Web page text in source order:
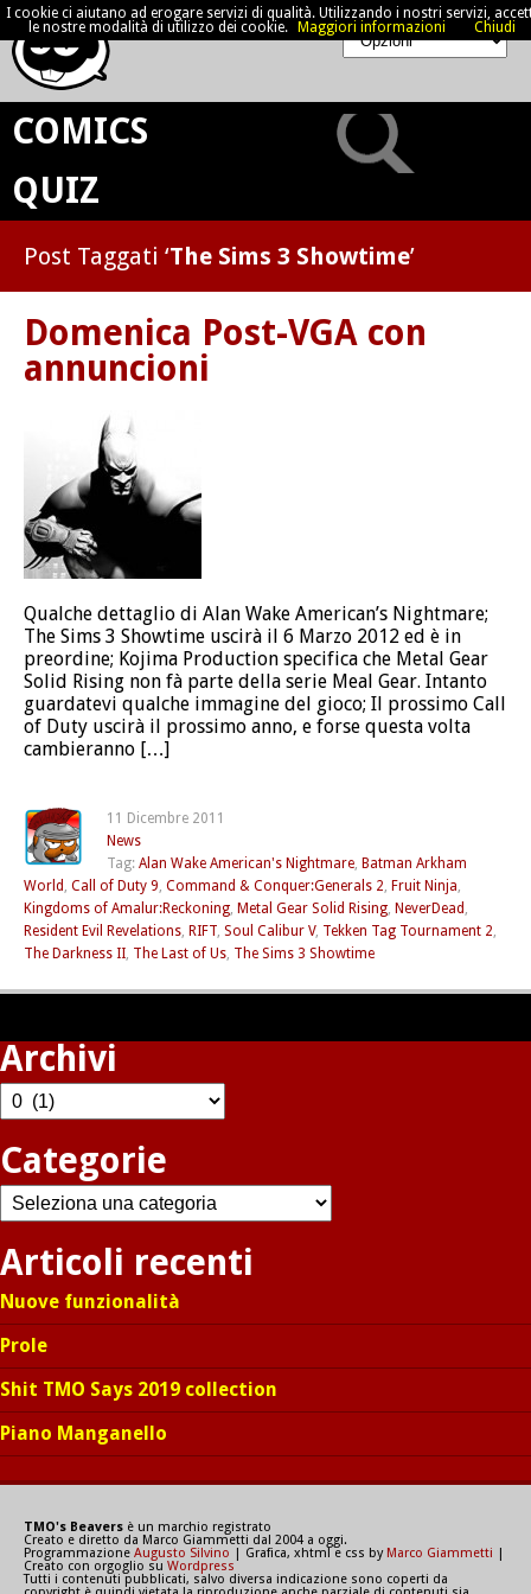
COMICS
QUIZ
Post Taggati ‘The Sims 3 Showtime’
Domenica Post-VGA con
annuncioni
Qualche dettaglio di Alan Wake American’s Nightmare;
The Sims 3 Showtime uscirà il 6 Marzo 2012 ed è in
preordine; Kojima Production specifica che Metal Gear
Solid Rising non fà parte della serie Meal Gear. Intanto
guardatevi qualche immagine del gioco; Il prossimo Call
of Duty uscirà il prossimo anno, e forse questa volta
cambieranno […]
11 Dicembre 2011
News
Tag: Alan Wake American's Nightmare, Batman Arkham
World , Call of Duty 9, Command & Conquer:Generals 2, Fruit Ninja,
Kingdoms of Amalur:Reckoning, Metal Gear Solid Rising, NeverDead ,
Resident Evil Revelations, RIFT, Soul Calibur V, Tekken Tag Tournament 2,
The Darkness II, The Last of Us, The Sims 3 Showtime
Archivi
Archivi
Categorie
Categorie
Articoli recenti
Nuove funzionalità
Prole
Shit TMO Says 2019 collection
Piano Manganello
TMO's Beavers è un marchio registrato
Creato e diretto da Marco Giammetti dal 2004 a oggi.
Programmazione Augusto Silvino | Grafica, xhtml e css byMarco Giammetti |
Creato con orgoglio su Wordpress
Tutti i contenuti pubblicati, salvo diversa indicazione sono coperti da
I cookie ci aiutano ad erogare servizi di qualità. Utilizzando i nostri servizi,
le nostre modalità di utilizzo dei cookie.
Maggiori informazioni Chiudi